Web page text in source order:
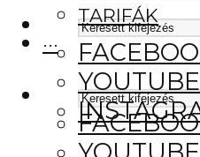
YOUTUBE
TARIFÁK
···